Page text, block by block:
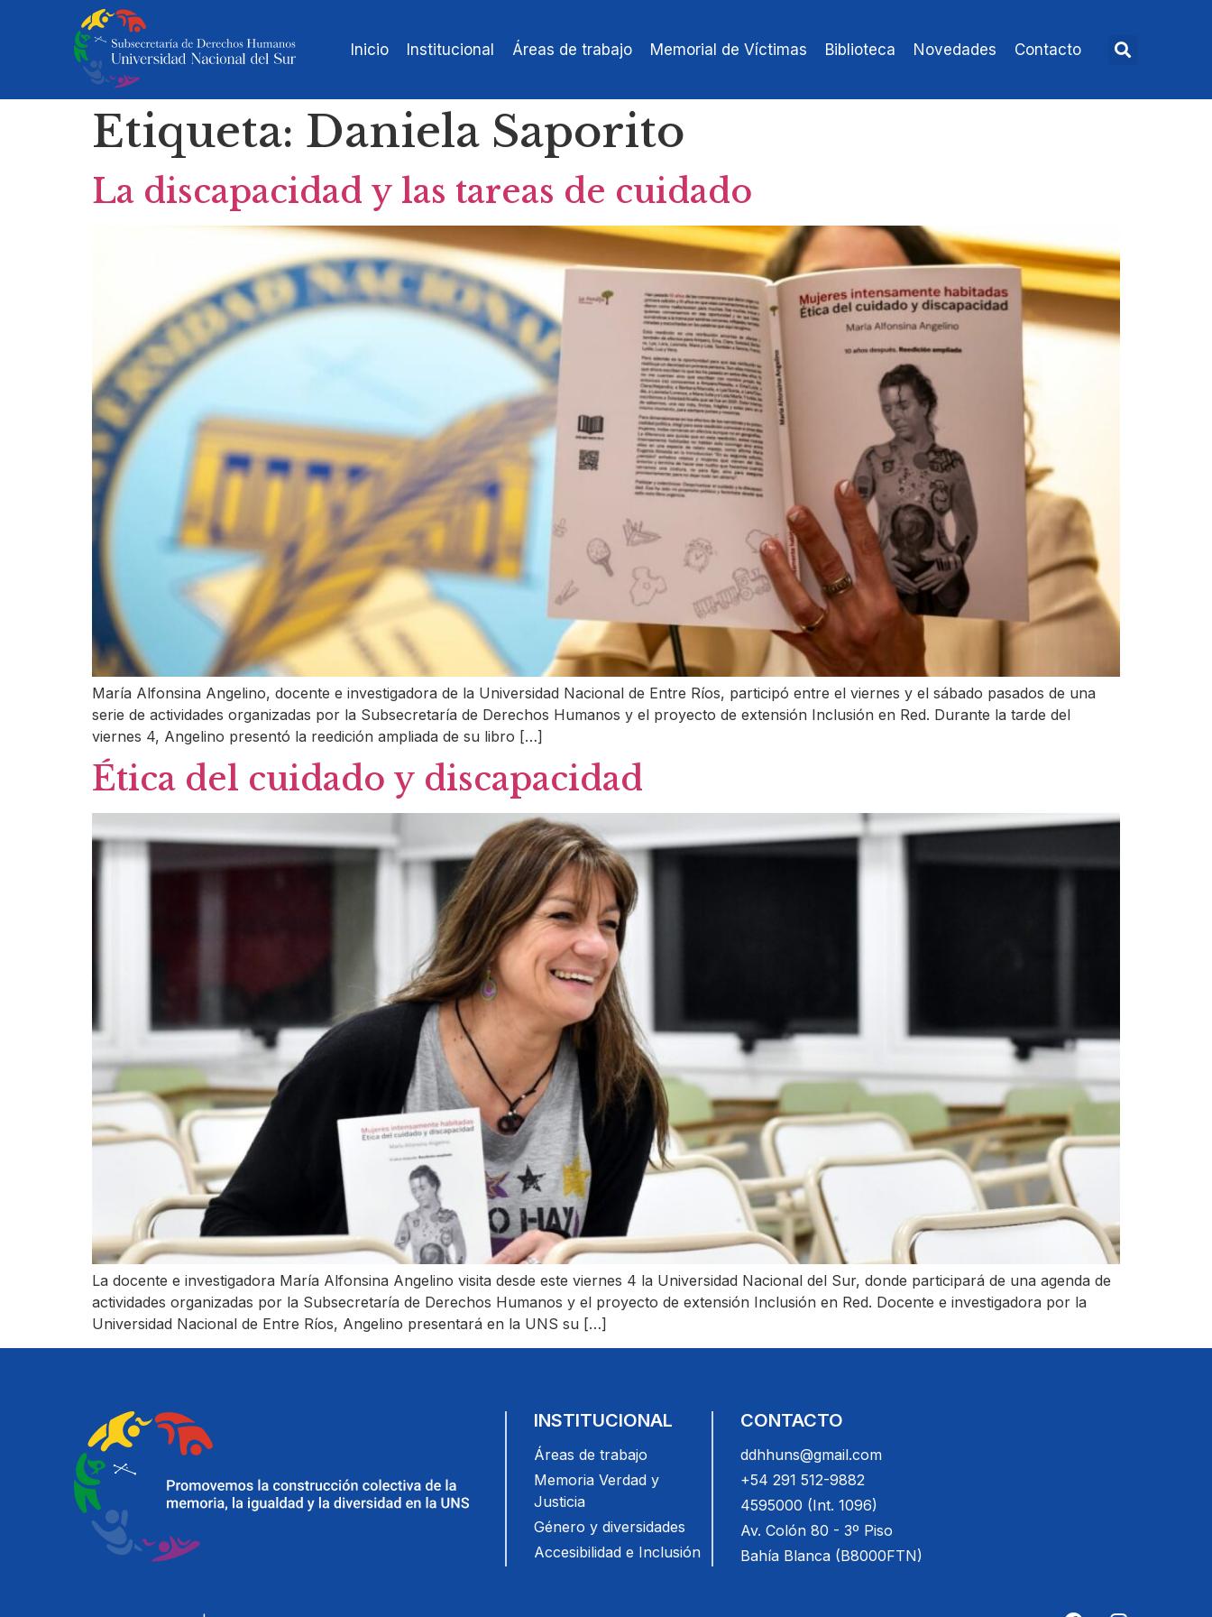
Inicio Institucional Áreas de trabajo Memorial de Víctimas Biblioteca Novedades Contacto
Etiqueta: Daniela Saporito
La discapacidad y las tareas de cuidado
María Alfonsina Angelino, docente e investigadora de la Universidad Nacional de Entre Ríos, participó entre el viernes y el sábado pasados de una
serie de actividades organizadas por la Subsecretaría de Derechos Humanos y el proyecto de extensión Inclusión en Red. Durante la tarde del
viernes 4, Angelino presentó la reedición ampliada de su libro […]
Ética del cuidado y discapacidad
La docente e investigadora María Alfonsina Angelino visita desde este viernes 4 la Universidad Nacional del Sur, donde participará de una agenda de
actividades organizadas por la Subsecretaría de Derechos Humanos y el proyecto de extensión Inclusión en Red. Docente e investigadora por la
Universidad Nacional de Entre Ríos, Angelino presentará en la UNS su […]
INSTITUCIONAL
Áreas de trabajo
Memoria Verdad y
Justicia
Género y diversidades
Accesibilidad e Inclusión
CONTACTO
ddhhuns@gmail.com
+54 291 512-9882
4595000 (Int. 1096)
Av. Colón 80 - 3º Piso
Bahía Blanca (B8000FTN)